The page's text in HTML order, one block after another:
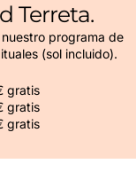
Terreta.
programa de
(sol incluido).
gratis
gratis
gratis